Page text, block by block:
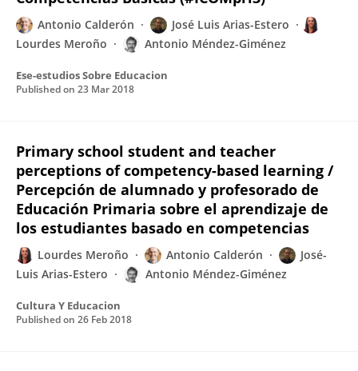
Antonio Calderón
José Luis Arias-Estero
Lourdes Meroño
Antonio Méndez-Giménez
Ese-estudios Sobre Educacion
Published on 23 Mar 2018
Primary school student and teacher
perceptions of competency-based learning /
Percepción de alumnado y profesorado de
Educación Primaria sobre el aprendizaje de
los estudiantes basado en competencias
Lourdes Meroño Antonio Calderón
José-
Luis Arias-Estero
Antonio Méndez-Giménez
Cultura Y Educacion
Published on 26 Feb 2018